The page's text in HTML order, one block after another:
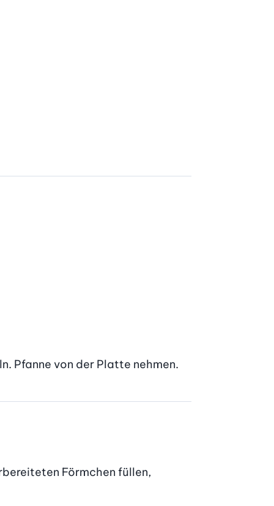
Pfanne von der Platte nehmen.
Förmchen füllen,